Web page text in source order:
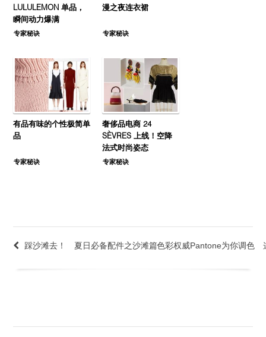
LULULEMON 单品，
瞬间动力爆满
专家秘诀
漫之夜连衣裙
专家秘诀
有品有味的个性极简单
品
专家秘诀
奢侈品电商 24
SÈVRES 上线！空降
法式时尚姿态
专家秘诀
踩沙滩去！ 夏日必备配件之沙滩篇色彩权威Pantone为你调色